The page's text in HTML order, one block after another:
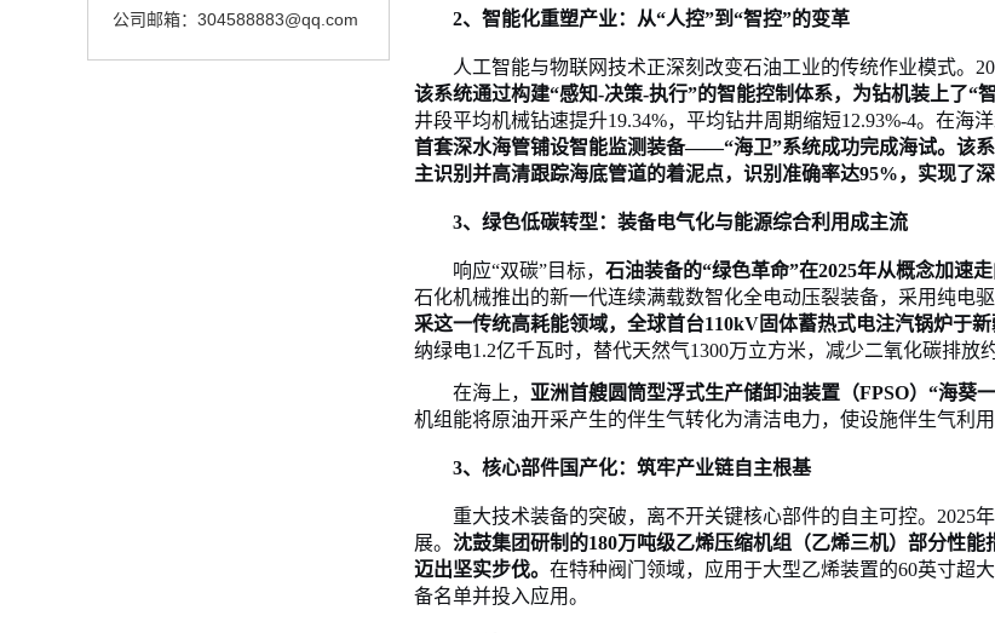
公司邮箱：304588883@qq.com
2、 智能化重塑产业：从“人控”到“智控”的变革
人工智能与物联网技术正深刻改变石油工业的传统作业模式。
该系统通过构建“感知-决策-执行”的智能控制体系，为钻机装上了“智
井段平均机械钻速提升19.34%，平均钻井周期缩短12.93%-4。在海
首套深水海管铺设智能监测装备——“海卫”系统成功完成海试。该
主识别并高清跟踪海底管道的着泥点，识别准确率达95%，实现了
3、 绿色低碳转型：装备电气化与能源综合利用成主流
响应“双碳”目标， 石油装备的“绿色革命”在2025年从概念加速
石化机械推出的新一代连续满载数智化全电动压裂装备，采用纯电
采这一传统高耗能领域，全球首台110kV固体蓄热式电注汽锅炉于
纳绿电1.2亿千瓦时，替代天然气1300万立方米，减少二氧化碳排放
在海上， 亚洲首艘圆筒型浮式生产储卸油装置（FPSO）“海葵
机组能将原油开采产生的伴生气转化为清洁电力，使设施伴生气利
3、 核心部件国产化：筑牢产业链自主根基
重大技术装备的突破，离不开关键核心部件的自主可控。 2025
展。 沈鼓集团研制的180万吨级乙烯压缩机组（乙烯三机）部分性
迈出坚实步伐。 在特种阀门领域，应用于大型乙烯装置的60英寸超
备名单并投入应用。